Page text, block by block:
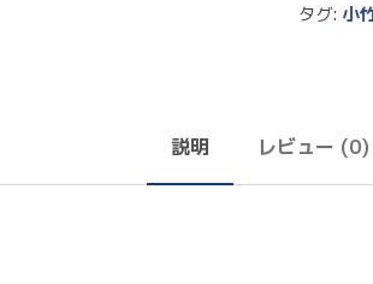
タグ: 小
説明 レビュー (0)